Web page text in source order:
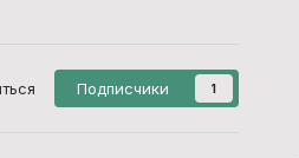
Подписчики 1